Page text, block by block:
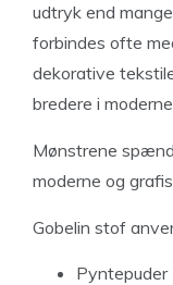
udtryk end
forbindes ofte
dekorative
bredere i
Mønstrene
moderne og
Gobelin stof
Pyntepuder